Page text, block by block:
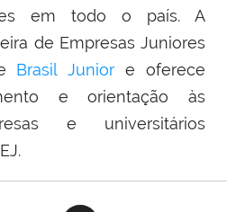
em todo o país. A
de Empresas Juniores
Brasil Junior e oferece
e orientação às
e universitários